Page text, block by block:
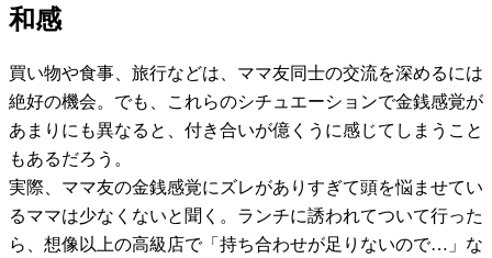
和感
買い物や食事、旅行などは、ママ友同士の交流を深めるには
絶好の機会。でも、これらのシチュエーションで金銭感覚が
あまりにも異なると、付き合いが億くうに感じてしまうこと
もあるだろう。
実際、ママ友の金銭感覚にズレがありすぎて頭を悩ませてい
るママは少なくないと聞く。ランチに誘われてついて行った
ら、想像以上の高級店で「持ち合わせが足りないので…」な